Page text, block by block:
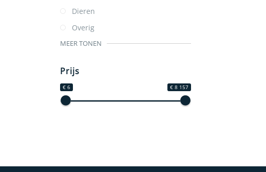
Dieren
Overig
MEER TONEN
Prijs
€ 6 € 8 157